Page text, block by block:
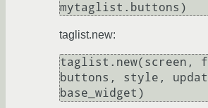
mytaglist.buttons)
taglist.new:
buttons, style,
base_widget)